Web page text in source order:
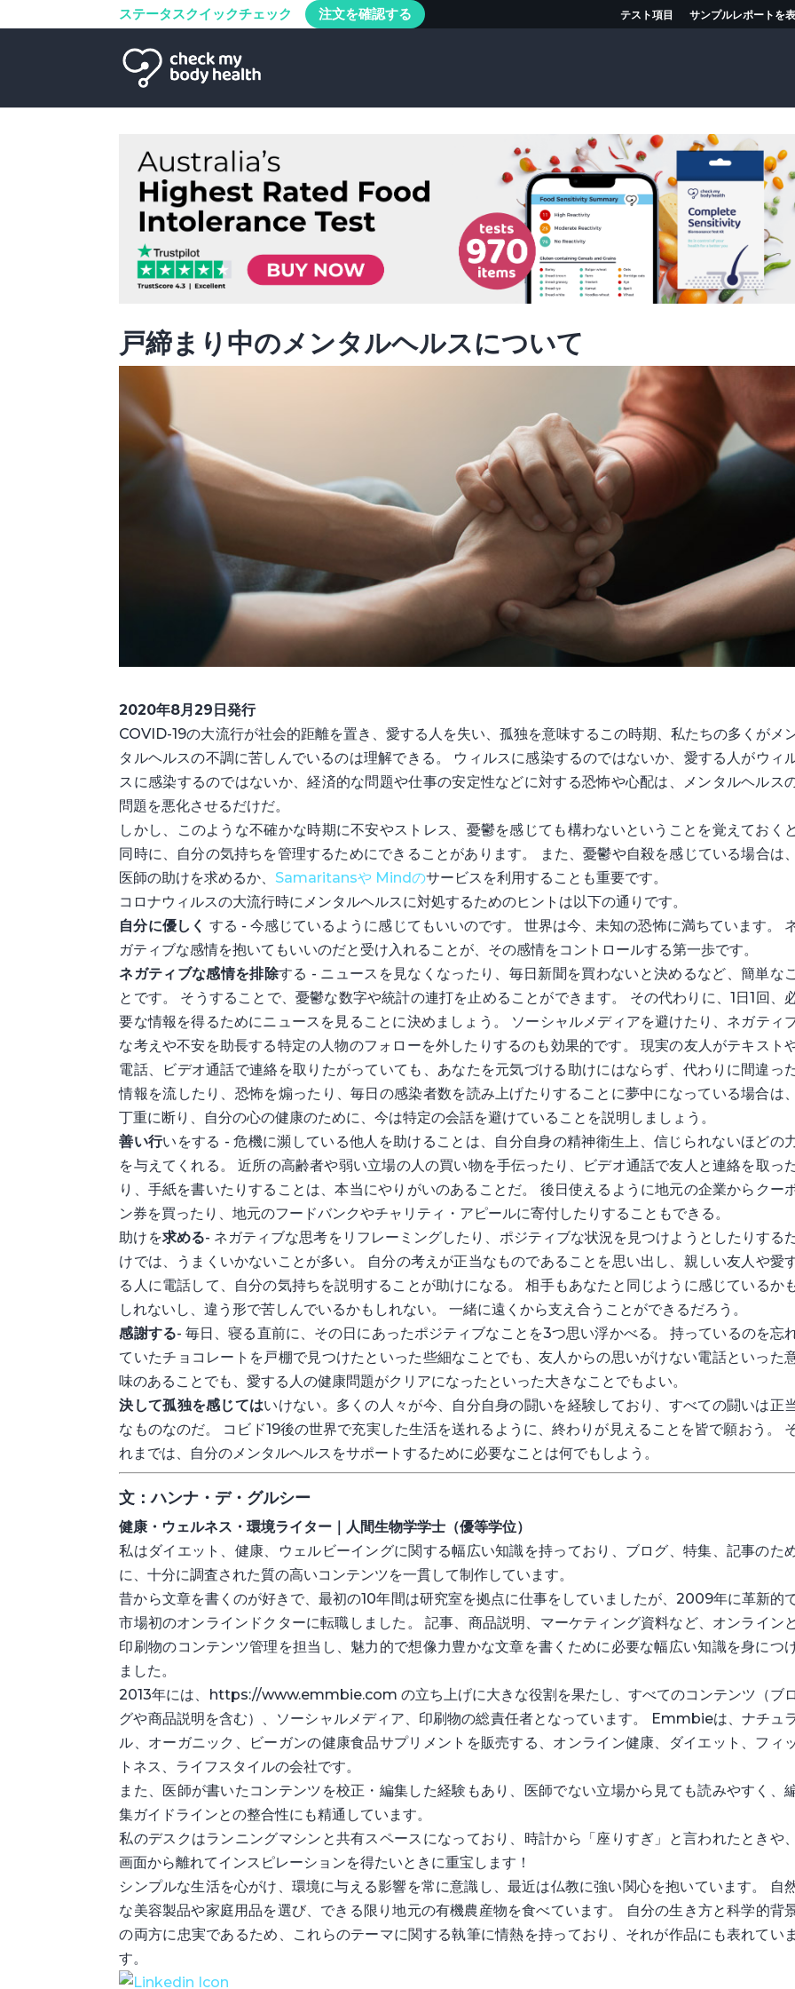
ステータスクイックチェック 注文を確認する テスト項目 サンプルレポートを
戸締まり中のメンタルヘルスについて
2020年8月29日発行
COVID-19の大流行が社会的距離を置き、愛する人を失い、孤独を意味するこの時期、私たちの多くがメ
タルヘルスの不調に苦しんでいるのは理解できる。 ウィルスに感染するのではないか、愛する人がウィ
スに感染するのではないか、経済的な問題や仕事の安定性などに対する恐怖や心配は、メンタルヘルス
問題を悪化させるだけだ。
しかし、このような不確かな時期に不安やストレス、憂鬱を感じても構わないということを覚えておくと
同時に、自分の気持ちを管理するためにできることがあります。 また、憂鬱や自殺を感じている場合は、
医師の助けを求めるか、 Samaritansや Mindのサービスを利用することも重要です。
コロナウィルスの大流行時にメンタルヘルスに対処するためのヒントは以下の通りです。
自分に優しく する - 今感じているように感じてもいいのです。 世界は今、未知の恐怖に満ちています。
ガティブな感情を抱いてもいいのだと受け入れることが、その感情をコントロールする第一歩です。
ネガティブな感情を排除する - ニュースを見なくなったり、毎日新聞を買わないと決めるなど、簡単なこ
とです。 そうすることで、憂鬱な数字や統計の連打を止めることができます。 その代わりに、1日1回、
要な情報を得るためにニュースを見ることに決めましょう。 ソーシャルメディアを避けたり、ネガティ
な考えや不安を助長する特定の人物のフォローを外したりするのも効果的です。 現実の友人がテキスト
電話、ビデオ通話で連絡を取りたがっていても、あなたを元気づける助けにはならず、代わりに間違っ
情報を流したり、恐怖を煽ったり、毎日の感染者数を読み上げたりすることに夢中になっている場合は、
丁重に断り、自分の心の健康のために、今は特定の会話を避けていることを説明しましょう。
善い行いをする - 危機に瀕している他人を助けることは、自分自身の精神衛生上、信じられないほどの
を与えてくれる。 近所の高齢者や弱い立場の人の買い物を手伝ったり、ビデオ通話で友人と連絡を取っ
り、手紙を書いたりすることは、本当にやりがいのあることだ。 後日使えるように地元の企業からクー
ン券を買ったり、地元のフードバンクやチャリティ・アピールに寄付したりすることもできる。
助けを求める- ネガティブな思考をリフレーミングしたり、ポジティブな状況を見つけようとしたりする
けでは、うまくいかないことが多い。 自分の考えが正当なものであることを思い出し、親しい友人や愛
る人に電話して、自分の気持ちを説明することが助けになる。 相手もあなたと同じように感じているか
しれないし、違う形で苦しんでいるかもしれない。 一緒に遠くから支え合うことができるだろう。
感謝する- 毎日、寝る直前に、その日にあったポジティブなことを3つ思い浮かべる。 持っているのを忘
ていたチョコレートを戸棚で見つけたといった些細なことでも、友人からの思いがけない電話といった
味のあることでも、愛する人の健康問題がクリアになったといった大きなことでもよい。
決して孤独を感じてはいけない。多くの人々が今、自分自身の闘いを経験しており、すべての闘いは正
なものなのだ。 コビド19後の世界で充実した生活を送れるように、終わりが見えることを皆で願おう。
れまでは、自分のメンタルヘルスをサポートするために必要なことは何でもしよう。
文：ハンナ・デ・グルシー
健康・ウェルネス・環境ライター｜人間生物学学士（優等学位）
私はダイエット、健康、ウェルビーイングに関する幅広い知識を持っており、ブログ、特集、記事のた
に、十分に調査された質の高いコンテンツを一貫して制作しています。
昔から文章を書くのが好きで、最初の10年間は研究室を拠点に仕事をしていましたが、2009年に革新的
市場初のオンラインドクターに転職しました。 記事、商品説明、マーケティング資料など、オンラインと
印刷物のコンテンツ管理を担当し、魅力的で想像力豊かな文章を書くために必要な幅広い知識を身につ
ました。
2013年には、https://www.emmbie.com の立ち上げに大きな役割を果たし、すべてのコンテンツ（ブロ
グや商品説明を含む）、ソーシャルメディア、印刷物の総責任者となっています。 Emmbieは、ナチュ
ル、オーガニック、ビーガンの健康食品サプリメントを販売する、オンライン健康、ダイエット、フィ
トネス、ライフスタイルの会社です。
また、医師が書いたコンテンツを校正・編集した経験もあり、医師でない立場から見ても読みやすく、
集ガイドラインとの整合性にも精通しています。
私のデスクはランニングマシンと共有スペースになっており、時計から「座りすぎ」と言われたときや、
画面から離れてインスピレーションを得たいときに重宝します！
シンプルな生活を心がけ、環境に与える影響を常に意識し、最近は仏教に強い関心を抱いています。 自
な美容製品や家庭用品を選び、できる限り地元の有機農産物を食べています。 自分の生き方と科学的背
の両方に忠実であるため、これらのテーマに関する執筆に情熱を持っており、それが作品にも表れていま
す。